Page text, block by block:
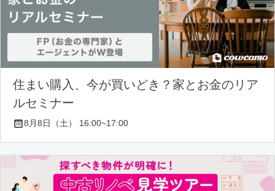
住まい購入、今が買いどき？家とお金のリア
ルセミナー
8月8日（土） 16:00~17:00